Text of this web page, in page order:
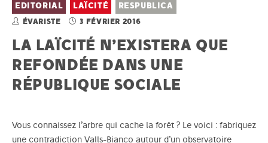
EDITORIAL LAÏCITÉ RESPUBLICA
ÉVARISTE 3 FÉVRIER 2016
LA LAÏCITÉ N’EXISTERA QUE
REFONDÉE DANS UNE
RÉPUBLIQUE SOCIALE
Vous connaissez l’arbre qui cache la forêt ? Le voici : fabriquez
une contradiction Valls-Bianco autour d’un observatoire